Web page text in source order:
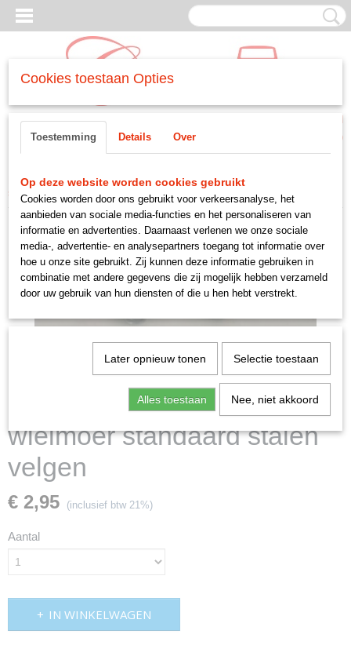
Inloggen Registreren
(0)
Home>WIELEN EN OPHANGING >-wielen en toebehoren
standaard stalen velgen
wielmoer standaard stalen
velgen
€ 2,95 (inclusief btw 21%)
Aantal
IN WINKELWAGEN
Cookies toestaan Opties
Toestemming Details Over
Op deze website worden cookies gebruikt
Cookies worden door ons gebruikt voor verkeersanalyse, het
aanbieden van sociale media-functies en het personaliseren van
informatie en advertenties. Daarnaast verlenen we onze sociale
media-, advertentie- en analysepartners toegang tot informatie over
hoe u onze site gebruikt. Zij kunnen deze informatie gebruiken in
combinatie met andere gegevens die zij mogelijk hebben verzameld
door uw gebruik van hun diensten of die u hen hebt verstrekt.
Later opnieuw tonen Selectie toestaan
Alles toestaan Nee, niet akkoord